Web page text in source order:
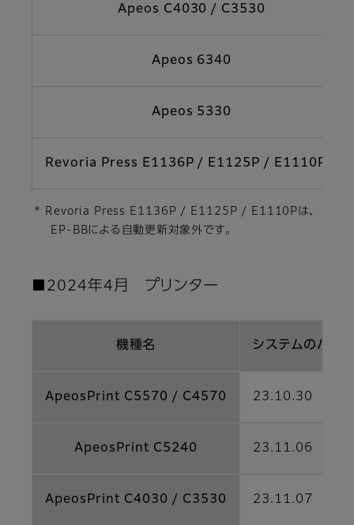
Apeos C4030 / C3530
Apeos 6340
Apeos 5330
Revoria Press E1136P / E1125P / E1110P *
* Revoria Press E1136P / E1125P / E1110Pは、
EP-BBによる自動更新対象外です。
■2024年4月 プリンター
機種名 システムのバー
ApeosPrint C5570 / C4570 23.10.30
ApeosPrint C5240 23.11.06
ApeosPrint C4030 / C3530 23.11.07